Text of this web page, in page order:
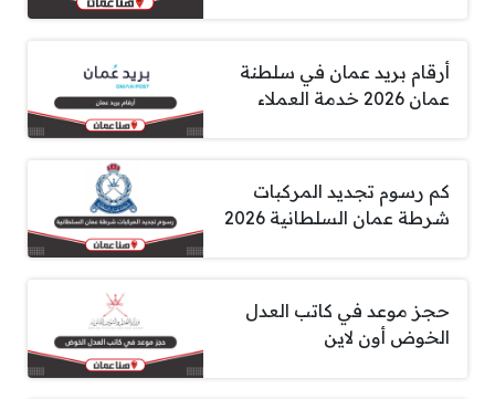
أرقام بريد عمان في سلطنة
عمان 2026 خدمة العملاء
كم رسوم تجديد المركبات
شرطة عمان السلطانية 2026
حجز موعد في كاتب العدل
الخوض أون لاين